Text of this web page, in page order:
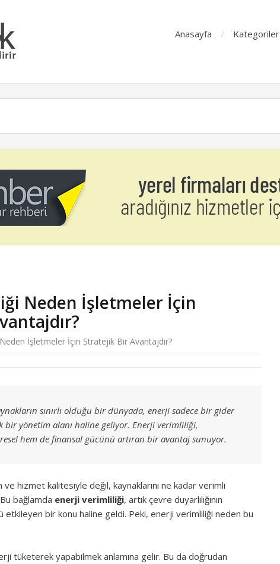
Anasayfa Kategoriler
Neden İşletmeler İçin
İşletmeler İçin Stratejik Bir Avantajdır?
sınırlı olduğu bir dünyada, enerji sadece bir gider
bir yönetim alanı haline geliyor. Enerji verimliliği,
hem de finansal gücünü artıran bir avantaj sunuyor.
hizmet kalitesiyle değil, kaynaklarını ne kadar verimli
bağlamda enerji verimliliği, artık çevre duyarlılığının
bir konu haline geldi. Peki, enerji verimliliği neden bu
tüketerek yapabilmek anlamına gelir. Bu da doğrudan